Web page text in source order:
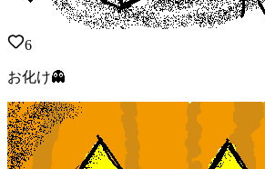
6
お化け👻